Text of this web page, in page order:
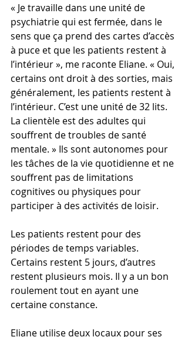
« Je travaille dans une unité de
psychiatrie qui est fermée, dans le
sens que ça prend des cartes d’accès
à puce et que les patients restent à
l’intérieur », me raconte Eliane. « Oui,
certains ont droit à des sorties, mais
généralement, les patients restent à
l’intérieur. C’est une unité de 32 lits.
La clientèle est des adultes qui
souffrent de troubles de santé
mentale. » Ils sont autonomes pour
les tâches de la vie quotidienne et ne
souffrent pas de limitations
cognitives ou physiques pour
participer à des activités de loisir.
Les patients restent pour des
périodes de temps variables.
Certains restent 5 jours, d’autres
restent plusieurs mois. Il y a un bon
roulement tout en ayant une
certaine constance.
Eliane utilise deux locaux pour ses